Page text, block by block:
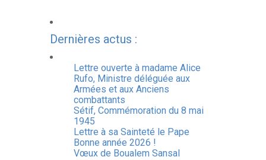
Dernières actus :
Lettre ouverte à madame Alice
Rufo, Ministre déléguée aux
Armées et aux Anciens
combattants
Sétif, Commémoration du 8 mai
1945
Lettre à sa Sainteté le Pape
Bonne année 2026 !
Vœux de Boualem Sansal